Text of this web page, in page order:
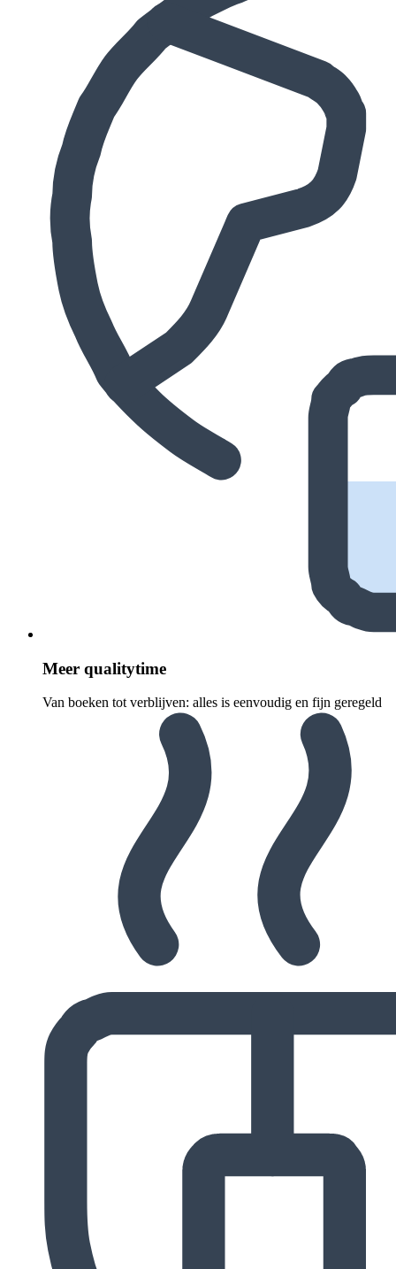
Meer quali­ty­time
Van boeken tot verblijven: alles is eenvoudig en fijn geregeld